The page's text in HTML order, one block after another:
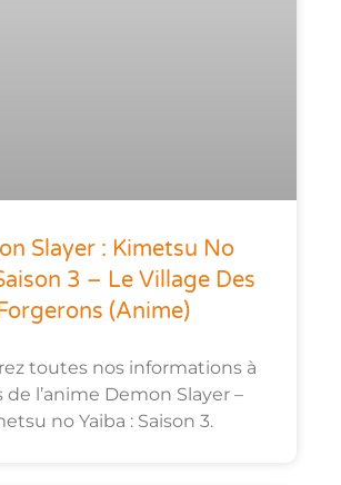
Slayer : Kimetsu No
3 – Le Village Des
(anime)
toutes nos informations à
de l’anime Demon Slayer –
no Yaiba : Saison 3.